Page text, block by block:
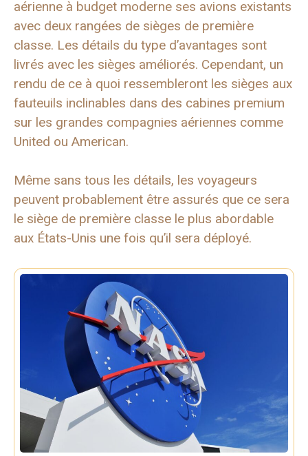
aérienne à budget moderne ses avions existants
avec deux rangées de sièges de première
classe. Les détails du type d’avantages sont
livrés avec les sièges améliorés. Cependant, un
rendu de ce à quoi ressembleront les sièges aux
fauteuils inclinables dans des cabines premium
sur les grandes compagnies aériennes comme
United ou American.
Même sans tous les détails, les voyageurs
peuvent probablement être assurés que ce sera
le siège de première classe le plus abordable
aux États-Unis une fois qu’il sera déployé.